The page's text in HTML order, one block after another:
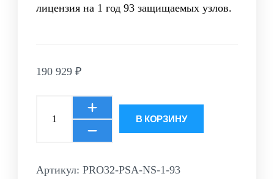
лицензия на 1 год 93 защищаемых узлов.
190 929 ₽
В КОРЗИНУ
Артикул: PRO32-PSA-NS-1-93